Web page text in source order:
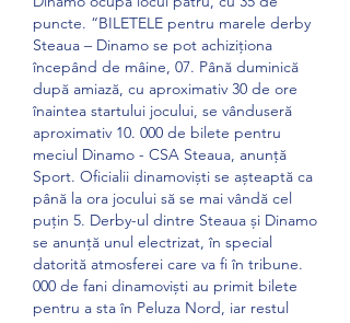
puncte. “BILETELE pentru marele derby
Steaua – Dinamo se pot achiziționa
începând de mâine, 07. Până duminică
după amiază, cu aproximativ 30 de ore
înaintea startului jocului, se vânduseră
aproximativ 10. 000 de bilete pentru
meciul Dinamo - CSA Steaua, anunță
Sport. Oficialii dinamoviști se așteaptă ca
până la ora jocului să se mai vândă cel
puțin 5. Derby-ul dintre Steaua și Dinamo
se anunță unul electrizat, în special
datorită atmosferei care va fi în tribune.
000 de fani dinamoviști au primit bilete
pentru a sta în Peluza Nord, iar restul